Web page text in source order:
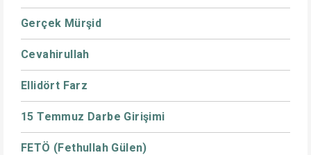
Gerçek Mürşid
Cevahirullah
Ellidört Farz
15 Temmuz Darbe Girişimi
FETÖ (Fethullah Gülen)